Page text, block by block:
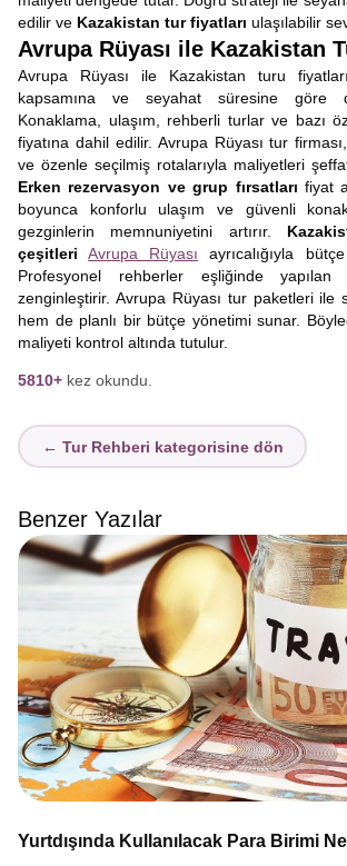
edilir ve Kazakistan tur fiyatları ulaşılabilir
Avrupa Rüyası ile Kazakistan
Avrupa Rüyası ile Kazakistan turu
kapsamına ve seyahat süresine göre
Konaklama, ulaşım, rehberli turlar ve bazı
fiyatına dahil edilir. Avrupa Rüyası tur
ve özenle seçilmiş rotalarıyla maliyetleri
Erken rezervasyon ve grup fırsatları fiyat
boyunca konforlu ulaşım ve güvenli
gezginlerin memnuniyetini artırır.
çeşitleri
Avrupa Rüyası ayrıcalığıyla
Profesyonel rehberler eşliğinde yapılan
zenginleştirir. Avrupa Rüyası tur paketleri ile
hem de planlı bir bütçe yönetimi sunar.
maliyeti kontrol altında tutulur.
5810+ kez okundu.
← Tur Rehberi kategorisine dön
Benzer Yazılar
Yurtdışında Kullanılacak Para Birimi